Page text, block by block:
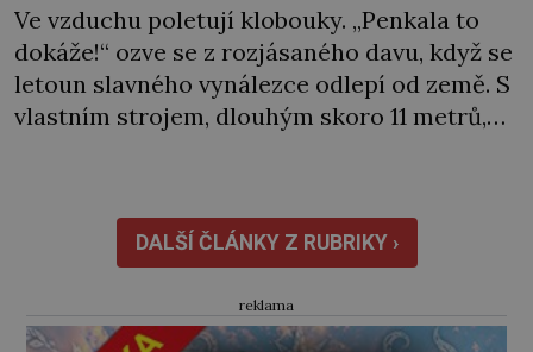
Ve vzduchu poletují klobouky. „Penkala to
dokáže!“ ozve se z rozjásaného davu, když se
letoun slavného vynálezce odlepí od země. S
vlastním strojem, dlouhým skoro 11 metrů,
vzorem. Když Eduard Penkala (1871–1922),
rodák z Liptovského Mikuláše, v pouhých 50
letech umírá na zápal […]
DALŠÍ ČLÁNKY Z RUBRIKY ›
reklama